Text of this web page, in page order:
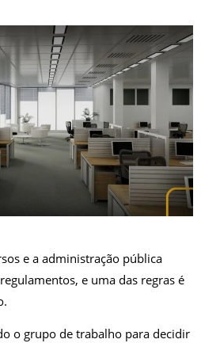
e a administração pública
e uma das regras é
o grupo de trabalho para decidir